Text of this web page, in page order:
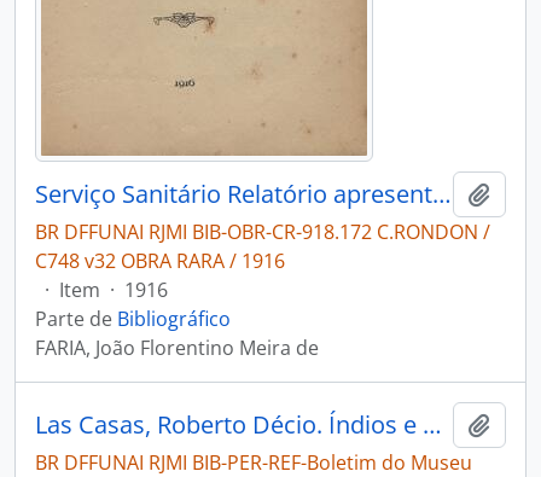
Serviço Sanitário Relatório apresentado ao Sr. Coronel de Engenharia Cândido Mariano da Silva Rondon chefe da Commissão
BR DFFUNAI RJMI BIB-OBR-CR-918.172 C.RONDON /
C748 v32 OBRA RARA / 1916
· Item · 1916
Parte de Bibliográfico
FARIA, João Florentino Meira de
Las Casas, Roberto Décio. Índios e brasileiros no vale do rio Tapajós [Boletim do Museu Paraense Emílio Goeldi, Nova Série, Antropologia]
BR DFFUNAI RJMI BIB-PER-REF-Boletim do Museu